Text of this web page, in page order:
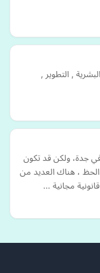
, التطوير ,
جدة، ولكن قد تكون
، هناك العديد من
مجانية …